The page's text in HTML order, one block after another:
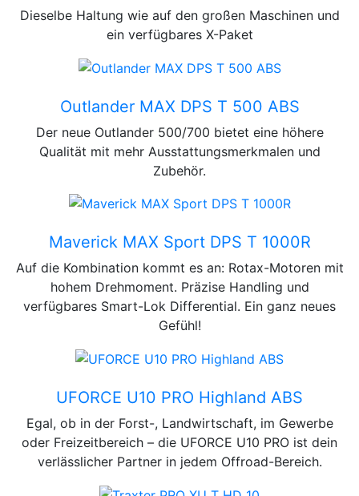
Dieselbe Haltung wie auf den großen Maschinen und
ein verfügbares X-Paket
Outlander MAX DPS T 500 ABS
Der neue Outlander 500/700 bietet eine höhere
Qualität mit mehr Ausstattungsmerkmalen und
Zubehör.
Maverick MAX Sport DPS T 1000R
Auf die Kombination kommt es an: Rotax-Motoren mit
hohem Drehmoment. Präzise Handling und
verfügbares Smart-Lok Differential. Ein ganz neues
Gefühl!
UFORCE U10 PRO Highland ABS
Egal, ob in der Forst-, Landwirtschaft, im Gewerbe
oder Freizeitbereich – die UFORCE U10 PRO ist dein
verlässlicher Partner in jedem Offroad-Bereich.